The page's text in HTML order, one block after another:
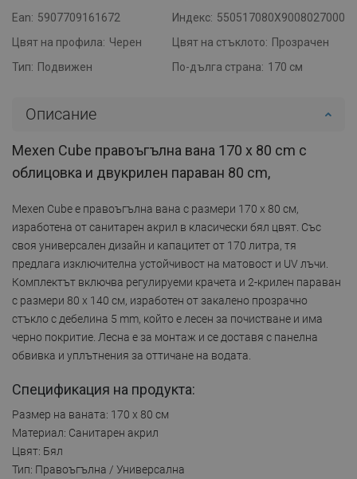
Ean: 5907709161672 Индекс: 550517080X9008027000
Цвят на профила: Черен Цвят на стъклото: Прозрачен
Тип: Подвижен По-дълга страна: 170 см
Описание
Mexen Cube правоъгълна вана 170 x 80 cm с
облицовка и двукрилен параван 80 cm,
Mexen Cube е правоъгълна вана с размери 170 x 80 см,
изработена от санитарен акрил в класически бял цвят. Със
своя универсален дизайн и капацитет от 170 литра, тя
предлага изключителна устойчивост на матовост и UV лъчи.
Комплектът включва регулируеми крачета и 2-крилен параван
с размери 80 x 140 см, изработен от закалено прозрачно
стъкло с дебелина 5 mm, който е лесен за почистване и има
черно покритие. Лесна е за монтаж и се доставя с панелна
обвивка и уплътнения за оттичане на водата.
Спецификация на продукта:
Размер на ваната: 170 x 80 см
Материал: Санитарен акрил
Цвят: Бял
Тип: Правоъгълна / Универсална